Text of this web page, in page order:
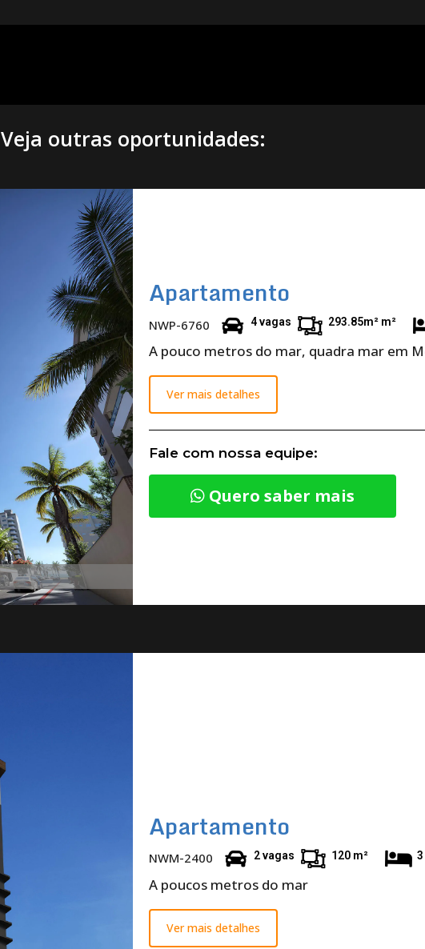
Veja outras oportunidades:
Apartamento
NWP-6760 4 vagas 293.85m² m²
A pouco metros do mar, quadra mar em
Ver mais detalhes
Fale com nossa equipe:
Quero saber mais
Apartamento
NWM-2400 2 vagas 120 m²
A poucos metros do mar
Ver mais detalhes